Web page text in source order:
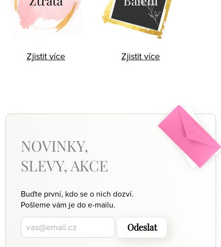
Zjistit více Zjistit více
NOVINKY,
SLEVY, AKCE
Buďte první, kdo se o nich dozví.
Pošleme vám je do e-mailu.
Odeslat